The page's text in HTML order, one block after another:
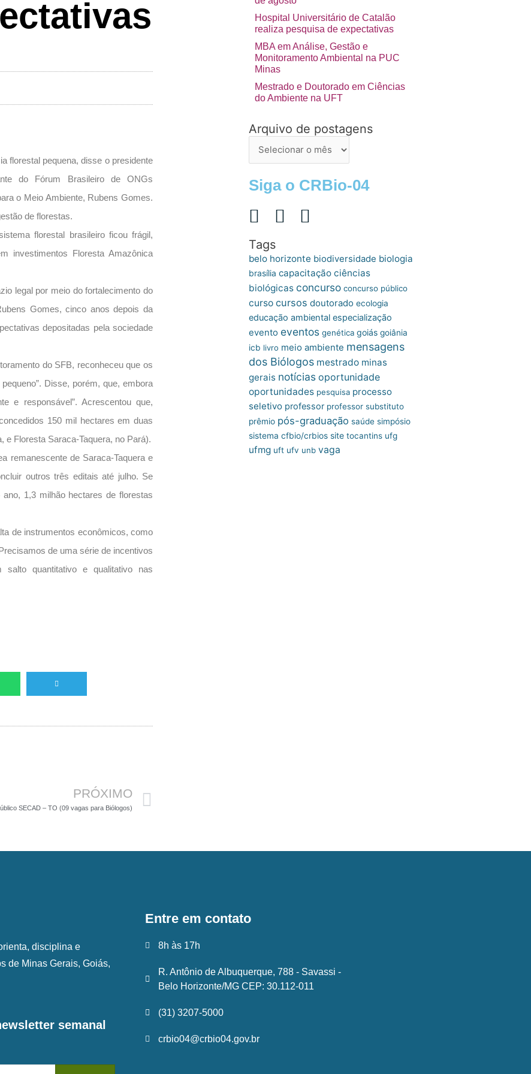
florestal pequena, disse o presidente
do Fórum Brasileiro de ONGs
o Meio Ambiente, Rubens Gomes.
de florestas.
florestal brasileiro ficou frágil,
investimentos Floresta Amazônica
legal por meio do fortalecimento do
Gomes, cinco anos depois da
depositadas pela sociedade
do SFB, reconheceu que os
Disse, porém, que, embora
e responsável”. Acrescentou que,
150 mil hectares em duas
Floresta Saraca-Taquera, no Pará).
remanescente de Saraca-Taquera e
outros três editais até julho. Se
1,3 milhão hectares de florestas
de instrumentos econômicos, como
de uma série de incentivos
salto quantitativo e qualitativo nas
PRÓXIMO
SECAD – TO (09 vagas para Biólogos)
Hospital Universitário de Catalão
realiza pesquisa de expectativas
MBA em Análise, Gestão e
Monitoramento Ambiental na PUC
Minas
Mestrado e Doutorado em Ciências
do Ambiente na UFT
Arquivo de postagens
Arquivo
postagens
Siga o CRBio-04
Tags
belo horizonte biodiversidade biologia
brasília capacitação ciências
biológicas concurso concurso público
curso cursos doutorado ecologia
educação ambiental especialização
evento eventos genética goiás goiânia
icb livro meio ambiente mensagens
dos Biólogos mestrado minas
gerais notícias oportunidade
oportunidades pesquisa processo
seletivo professor professor substituto
prêmio pós-graduação saúde simpósio
sistema cfbio/crbios site tocantins ufg
ufmg uft ufv unb vaga
disciplina e
de Minas Gerais, Goiás,
semanal
Entre em contato
8h às 17h
R. Antônio de Albuquerque, 788 - Savassi -
Belo Horizonte/MG CEP: 30.112-011
(31) 3207-5000
crbio04@crbio04.gov.br